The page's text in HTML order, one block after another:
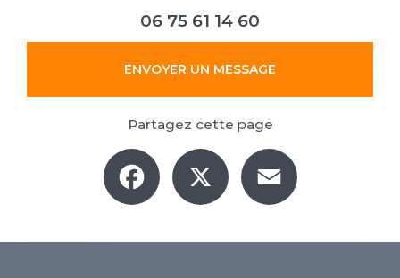
06 75 61 14 60
ENVOYER UN MESSAGE
Partagez cette page
Facebook